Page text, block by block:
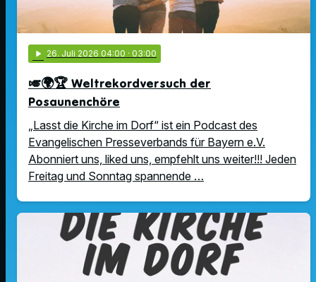
play_arrow 26. Juli 2026 04:00 · 03:00
🎺🌍🏆 Weltrekordversuch der
Posaunenchöre
„Lasst die Kirche im Dorf“ ist ein Podcast des
Evangelischen Presseverbands für Bayern e.V.
Abonniert uns, liked uns, empfehlt uns weiter!!! Jeden
Freitag und Sonntag spannende …